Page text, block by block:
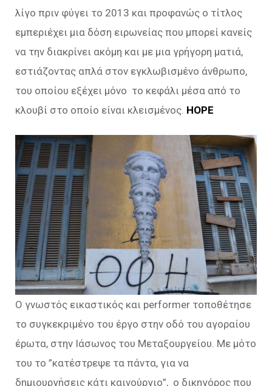
λίγο πριν φύγει το 2013 και προφανώς ο τίτλος
εμπεριέχει μια δόση ειρωνείας που μπορεί κανείς
να την διακρίνει ακόμη και με μια γρήγορη ματιά,
εστιάζοντας απλά στον εγκλωβισμένο άνθρωπο,
του οποίου εξέχει μόνο το κεφάλι μέσα από το
κλουβί στο οποίο είναι κλεισμένος. HOPE
O γνωστός εικαστικός και performer τοποθέτησε
το συγκεκριμένο του έργο στην οδό του αγοραίου
έρωτα, στην Ιάσωνος του Μεταξουργείου. Με μότο
του το ”κατέστρεψε τα πάντα, για να
δημιουργήσεις κάτι καινούργιο”, ο δικηγόρος που